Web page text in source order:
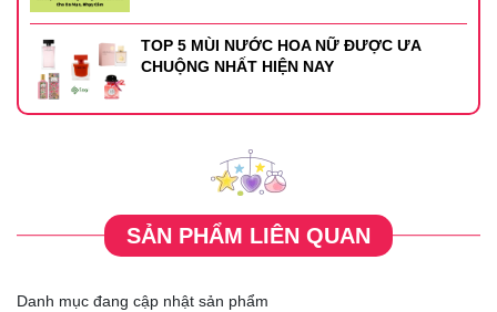
TOP 5 MÙI NƯỚC HOA NỮ ĐƯỢC ƯA
CHUỘNG NHẤT HIỆN NAY
SẢN PHẨM LIÊN QUAN
Danh mục đang cập nhật sản phẩm